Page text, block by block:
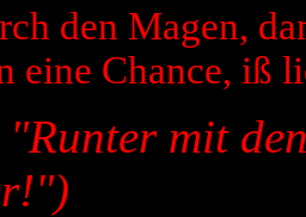
den Magen,
eine Chance, iß
mit